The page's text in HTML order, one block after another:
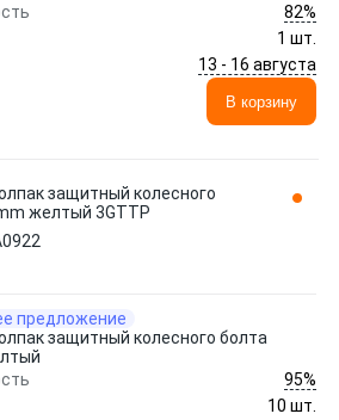
82%
1 шт.
13 - 16 августа
В корзину
защитный колесного
желтый 3GTTP
предложение
защитный колесного болта
95%
10 шт.